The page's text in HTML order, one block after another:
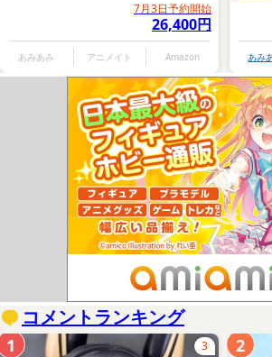
7月3日予約開始
26,400円
あみあみ アニメイト Amazon あみ
コメントランキング
3
1 2